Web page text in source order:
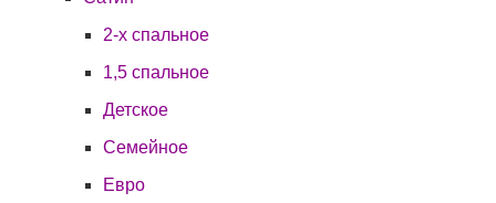
2-х спальное
1,5 спальное
Детское
Семейное
Евро